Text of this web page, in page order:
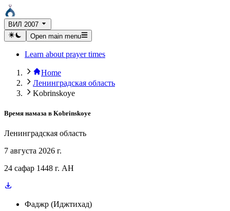
ВИЛ 2007
Open main menu
Learn about prayer times
Home
Ленинградская область
Kobrinskoye
Время намаза в Kobrinskoye
Ленинградская область
7 августа 2026 г.
24 сафар 1448 г. AH
Фаджр (Иджтихад)